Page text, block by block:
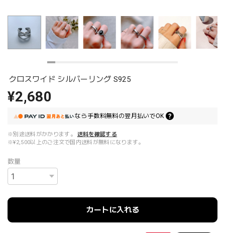
クロスワイド シルバーリング S925
¥2,680
なら 手数料無料の翌月払いでOK
※別途送料がかかります。
送料を確認する
※¥2,500以上のご注文で国内送料が無料になります。
数量
カートに入れる